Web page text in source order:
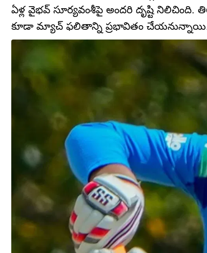
ఏళ్ల వైభవ్ సూర్యవంశీపై అందరి దృష్టి
కూడా మ్యాచ్ ఫలితాన్ని ప్రభావితం